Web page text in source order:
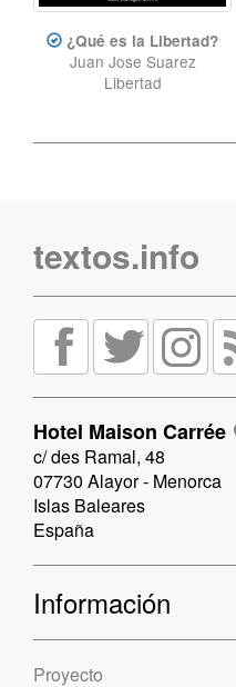
¿Qué es la Libertad?
Juan Jose Suarez
Libertad
textos.info
Hotel Maison Carrée
c/ des Ramal, 48
07730 Alayor - Menorca
Islas Baleares
España
Información
Proyecto